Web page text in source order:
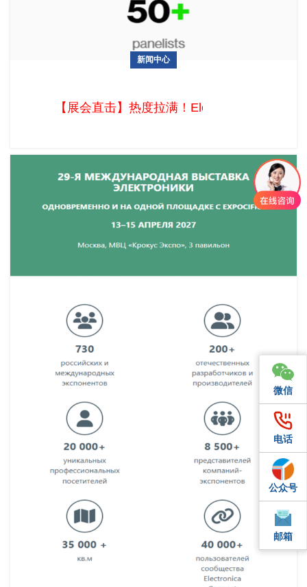
新闻中心
【展会直击】热度拉满！Eletrolar Show
微信
电话
QQ
邮箱
微信
电话
公众号
邮箱